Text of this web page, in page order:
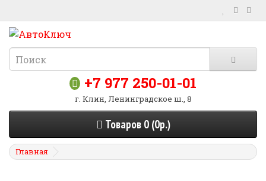
+7 977 250-01-01
г. Клин, Ленинградское ш., 8
Товаров 0 (0р.)
Главная